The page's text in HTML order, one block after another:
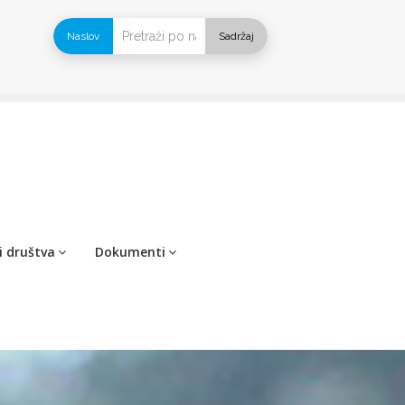
Naslov Sadržaj
društva Dokumenti